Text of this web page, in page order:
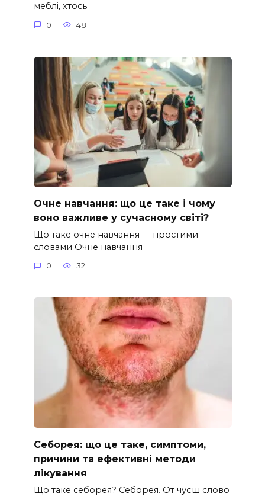
меблі, хтось
0 48
Очне навчання: що це таке і чому
воно важливе у сучасному світі?
Що таке очне навчання — простими
словами Очне навчання
0 32
Себорея: що це таке, симптоми,
причини та ефективні методи
лікування
Що таке себорея? Себорея. От чуєш слово